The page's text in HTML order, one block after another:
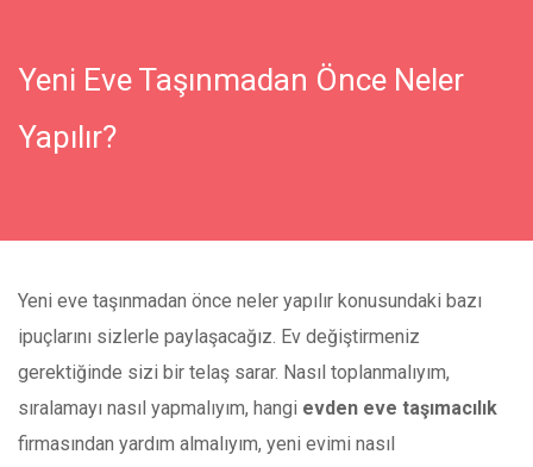
Yeni Eve Taşınmadan Önce Neler
Yapılır?
Yeni eve taşınmadan önce neler yapılır konusundaki bazı
ipuçlarını sizlerle paylaşacağız. Ev değiştirmeniz
gerektiğinde sizi bir telaş sarar. Nasıl toplanmalıyım,
sıralamayı nasıl yapmalıyım, hangi evden eve taşımacılık
firmasından yardım almalıyım, yeni evimi nasıl